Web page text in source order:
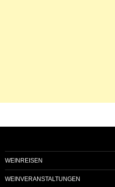
WEINREISEN
WEINVERANSTALTUNGEN